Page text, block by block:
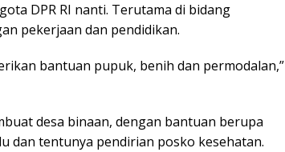
DPR RI nanti. Terutama di bidang
pekerjaan dan pendidikan.
bantuan pupuk, benih dan permodalan,”
desa binaan, dengan bantuan berupa
dan tentunya pendirian posko kesehatan.